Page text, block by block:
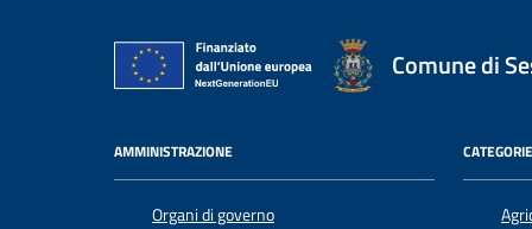
Comune di
AMMINISTRAZIONE
Organi di governo